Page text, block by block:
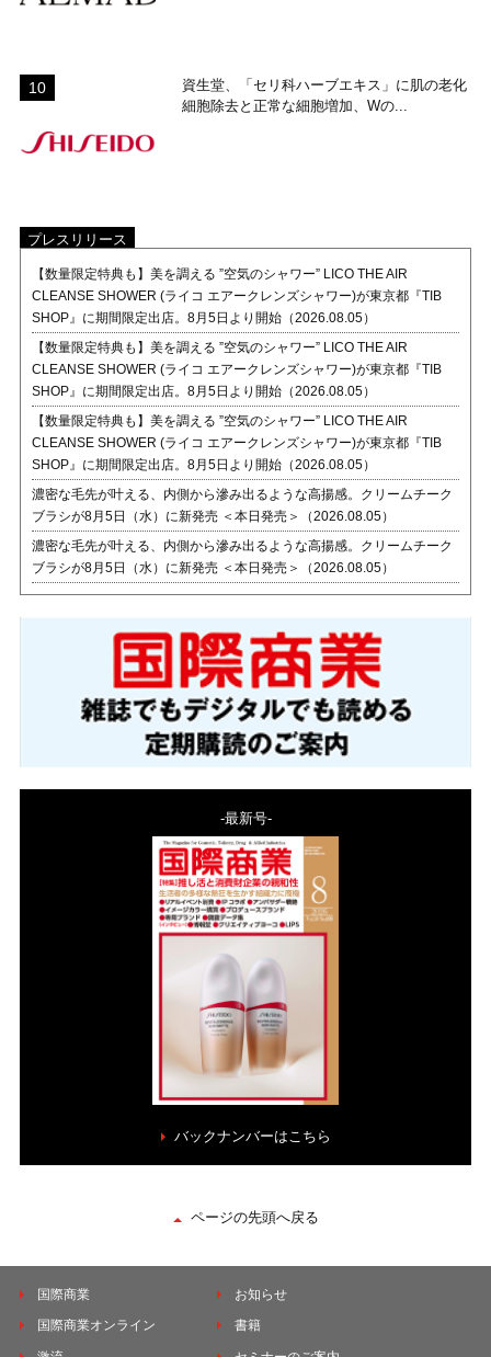
資生堂、「セリ科ハーブエキス」に肌の老化
細胞除去と正常な細胞増加、Wの...
プレスリリース
【数量限定特典も】美を調える ”空気のシャワー” LICO THE AIR
CLEANSE SHOWER (ライコ エアークレンズシャワー)が東京都『TIB
SHOP』に期間限定出店。8月5日より開始（2026.08.05）
【数量限定特典も】美を調える ”空気のシャワー” LICO THE AIR
CLEANSE SHOWER (ライコ エアークレンズシャワー)が東京都『TIB
SHOP』に期間限定出店。8月5日より開始（2026.08.05）
【数量限定特典も】美を調える ”空気のシャワー” LICO THE AIR
CLEANSE SHOWER (ライコ エアークレンズシャワー)が東京都『TIB
SHOP』に期間限定出店。8月5日より開始（2026.08.05）
濃密な毛先が叶える、内側から滲み出るような高揚感。クリームチーク
ブラシが8月5日（水）に新発売 ＜本日発売＞（2026.08.05）
濃密な毛先が叶える、内側から滲み出るような高揚感。クリームチーク
ブラシが8月5日（水）に新発売 ＜本日発売＞（2026.08.05）
-最新号-
バックナンバーはこちら
ページの先頭へ戻る
国際商業
国際商業オンライン
お知らせ
書籍